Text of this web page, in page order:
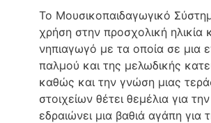
Το Μουσικοπαιδαγωγικό
χρήση στην προσχολική
νηπιαγωγό με τα οποία σε μια
παλμού και της μελωδικής
καθώς και την γνώση μιας
στοιχείων θέτει θεμέλια για
εδραιώνει μια βαθιά αγάπη